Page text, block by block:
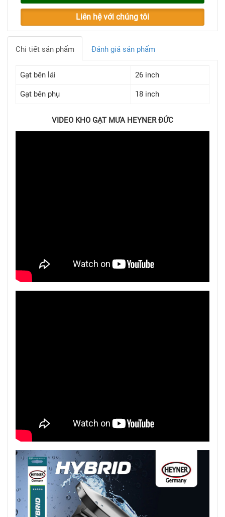
Liên hệ với chúng tôi
Chi tiết sản phẩm Đánh giá sản phẩm
Gạt bên lái 26 inch
Gạt bên phụ 18 inch
VIDEO KHO GẠT MƯA HEYNER ĐỨC